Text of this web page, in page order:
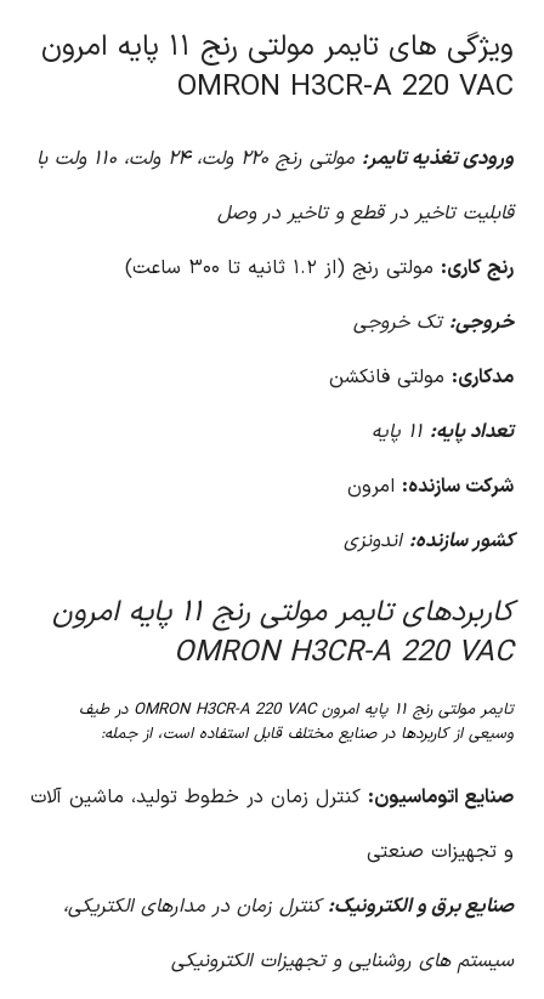
ویژگی های تایمر مولتی رنج ۱۱ پایه امرون
OMRON H3CR-A 220 VAC
ورودی تغذیه تایمر:
مولتی رنج ۲۲۰ ولت، ۲۴ ولت، ۱۱۰ ولت با
قابلیت تاخیر در قطع و تاخیر در وصل
رنج کاری: مولتی رنج (از ۱.۲ ثانیه تا ۳۰۰ ساعت)
خروجی: تک خروجی
مدکاری: مولتی فانکشن
تعداد پایه:
شرکت سازنده: امرون
کشور سازنده: اندونزی
کاربردهای تایمر مولتی رنج ۱۱ پایه امرون
OMRON H3CR-A 220 VAC
تایمر مولتی رنج ۱۱ پایه امرون OMRON H3CR-A 220 VAC در طیف
وسیعی از کاربردها در صنایع مختلف قابل استفاده است، از جمله:
صنایع اتوماسیون: کنترل زمان در خطوط تولید، ماشین آلات
و تجهیزات صنعتی
صنایع برق و الکترونیک:کنترل زمان در مدارهای الکتریکی،
سیستم های روشنایی و تجهیزات الکترونیکی